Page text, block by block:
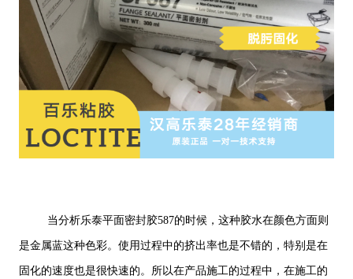
当分析乐泰平面密封胶587的时候，这种胶水在颜色方面则
是金属蓝这种色彩。使用过程中的挤出率也是不错的，特别是在
固化的速度也是很快速的。所以在产品施工的过程中，在施工的